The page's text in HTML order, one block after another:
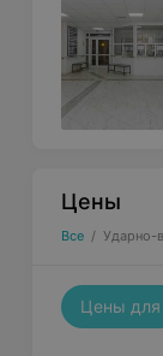
Цены
Все / Ударно-
Цены